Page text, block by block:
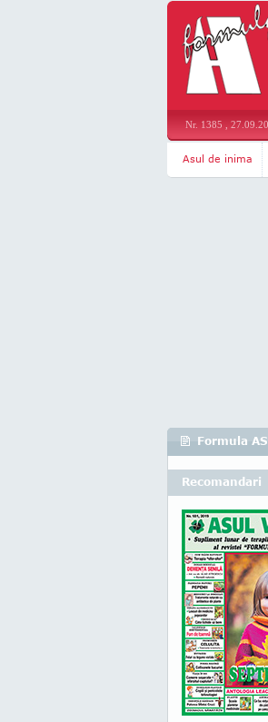
Nr. 1385 ,
Asul de inima
Formula AS
Recomandari